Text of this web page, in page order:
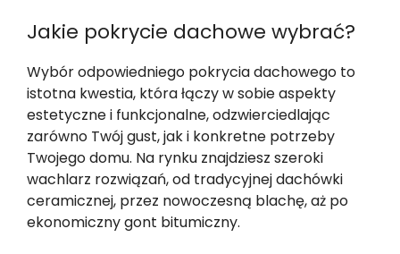
Jakie pokrycie dachowe wybrać?
Wybór odpowiedniego pokrycia dachowego to
istotna kwestia, która łączy w sobie aspekty
estetyczne i funkcjonalne, odzwierciedlając
zarówno Twój gust, jak i konkretne potrzeby
Twojego domu. Na rynku znajdziesz szeroki
wachlarz rozwiązań, od tradycyjnej dachówki
ceramicznej, przez nowoczesną blachę, aż po
ekonomiczny gont bitumiczny.